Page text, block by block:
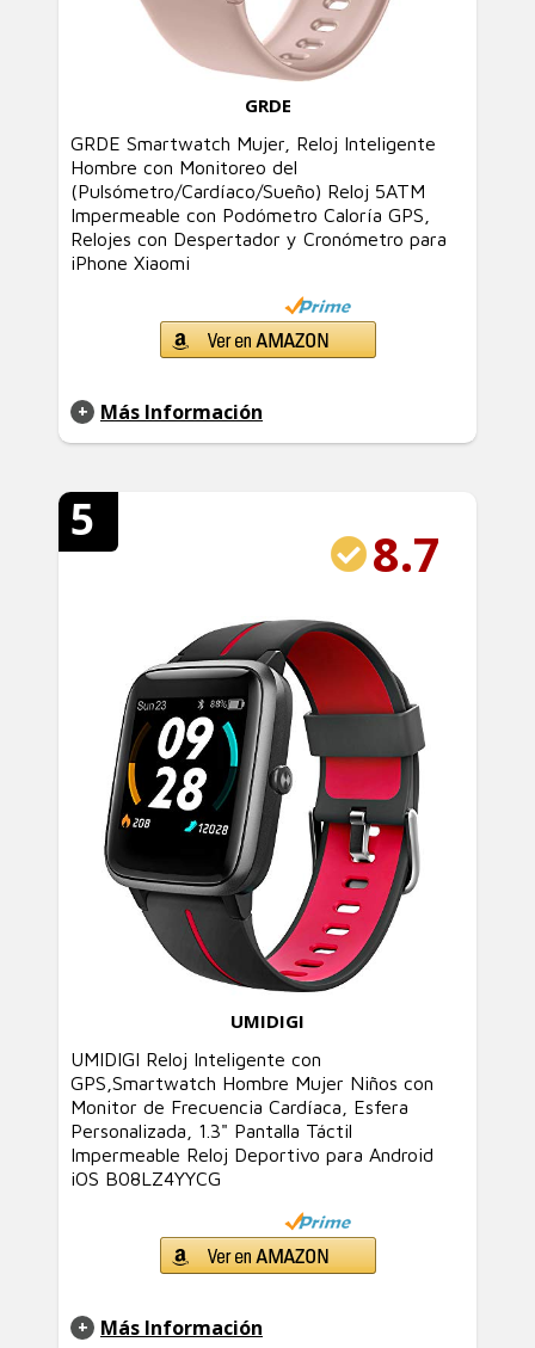
GRDE
GRDE Smartwatch Mujer, Reloj Inteligente
Hombre con Monitoreo del
(Pulsómetro/Cardíaco/Sueño) Reloj 5ATM
Impermeable con Podómetro Caloría GPS,
Relojes con Despertador y Cronómetro para
iPhone Xiaomi
Más Información
5
8.7
UMIDIGI
UMIDIGI Reloj Inteligente con
GPS,Smartwatch Hombre Mujer Niños con
Monitor de Frecuencia Cardíaca, Esfera
Personalizada, 1.3" Pantalla Táctil
Impermeable Reloj Deportivo para Android
iOS B08LZ4YYCG
Más Información